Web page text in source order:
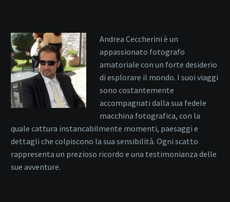
Andrea Ceccherini è un
appassionato fotografo
amatoriale con un forte desiderio
di esplorare il mondo. I suoi viaggi
sono costantemente
accompagnati dalla sua fedele
macchina fotografica, con la
quale cattura instancabilmente momenti, paesaggi e
dettagli che colpiscono la sua sensibilità. Ogni scatto
rappresenta un prezioso ricordo e una testimonianza delle
sue avventure.